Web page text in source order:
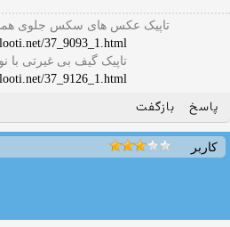
تاپیک عکس های سکس جلوی
37_9093_1.html
تاپیک گیف بی غیرتی با
37_9126_1.html
پاسخ بازگفت
کاربر